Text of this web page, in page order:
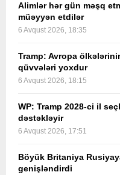
Alimlər hər gün məşq
müəyyən etdilər
6 Avqust 2026, 18:35
Tramp: Avropa
qüvvələri yoxdur
6 Avqust 2026, 18:15
WP: Tramp 2028-ci il
dəstəkləyir
6 Avqust 2026, 17:51
Böyük Britaniya
genişləndirdi